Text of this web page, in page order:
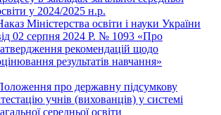
у 2024/2025 н.р.
Міністерства освіти і науки України
02 серпня 2024 Р. № 1093 «Про
рекомендацій щодо
результатів навчання»
про державну підсумкову
учнів (вихованців) у системі
середньої освіти